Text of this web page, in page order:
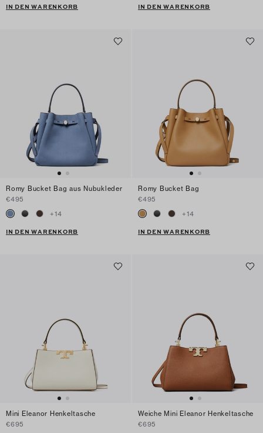
IN DEN WARENKORB IN DEN WARENKORB
Romy Bucket Bag aus Nubukleder
€495
+14
IN DEN WARENKORB
Romy Bucket Bag
€495
+14
IN DEN WARENKORB
Mini Eleanor Henkeltasche
€695
Weiche Mini Eleanor Henkeltasche
€695